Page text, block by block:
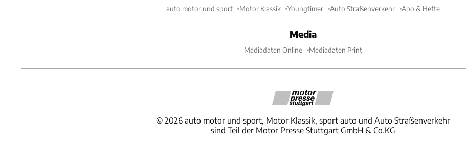
auto motor und sport Motor Klassik Youngtimer Auto Straßenverkehr Abo & Hefte
Media
Mediadaten Online Mediadaten Print
© 2026 auto motor und sport, Motor Klassik, sport auto und Auto Straßenverkehr
sind Teil der Motor Presse Stuttgart GmbH & Co.KG